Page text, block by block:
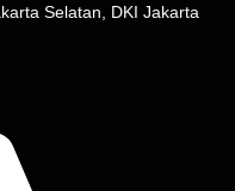
Selatan, DKI Jakarta